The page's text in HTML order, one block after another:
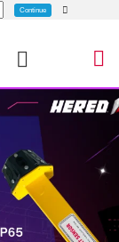
Continue